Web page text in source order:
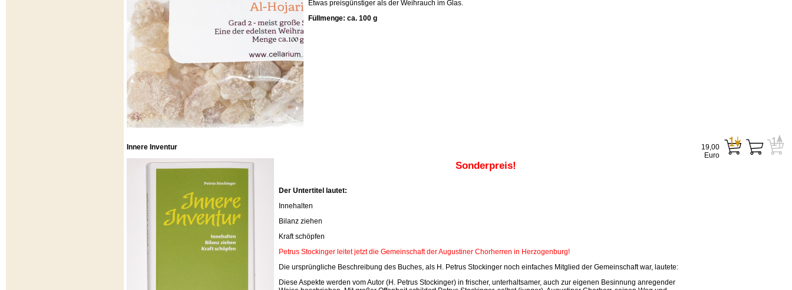
Etwas preisgünstiger als der Weihrauch im Glas.
Füllmenge: ca. 100 g
Innere Inventur
Sonderpreis!
Der Untertitel lautet:
Innehalten
Bilanz ziehen
Kraft schöpfen
Petrus Stockinger leitet jetzt die Gemeinschaft der Augustiner Chorherren in Herzogenburg!
Die ursprüngliche Beschreibung des Buches, als H. Petrus Stockinger noch einfaches Mitglied der Gemeinschaft war, lautete:
Diese Aspekte werden vom Autor (H. Petrus Stockinger) in frischer, unterhaltsamer, auch zur eigenen Besinnung anregender
19,00
Euro